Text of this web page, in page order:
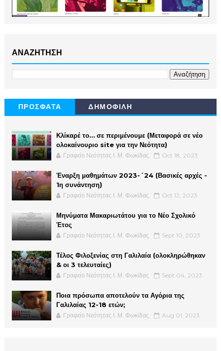
ΑΝΑΖΗΤΗΣΗ
ΠΡΟΣΦΑΤΑ ΔΗΜΟΦΙΛΗ
Κλίκαρέ το… σε περιμένουμε (Μεταφορά σε νέο
ολοκαίνουριο site για την Νεότητα)
Γραφείο Νεότητας Ι. Μ. Φωκίδας Oct 18, 2023
Έναρξη μαθημάτων 2023-´24 (Βασικές αρχές -
1η συνάντηση)
Γραφείο Νεότητας Ι. Μ. Φωκίδας Oct 12, 2023
Μηνύματα Μακαριωτάτου για το Νέο Σχολικό
Έτος
Γραφείο Νεότητας Ι. Μ. Φωκίδας Sept 10, 2023
Τέλος Φιλοξενίας στη Γαλιλαία (ολοκληρώθηκαν
& οι 3 τελευταίες)
Γραφείο Νεότητας Ι. Μ. Φωκίδας Sept 04, 2023
Ποια πρόσωπα αποτελούν τα Αγόρια της
Γαλιλαίας 12-18 ετών;
Γραφείο Νεότητας Ι. Μ. Φωκίδας Aug 01, 2023